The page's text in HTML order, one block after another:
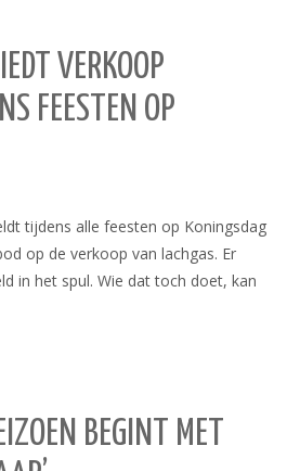
VERKOOP
FEESTEN OP
tijdens alle feesten op Koningsdag
op de verkoop van lachgas. Er
in het spul. Wie dat toch doet, kan
BEGINT MET